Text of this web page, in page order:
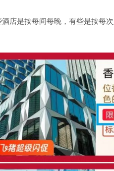
店是按每间每晚，有些是按每